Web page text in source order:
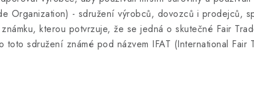
Organization) - sdružení výrobců, dovozců i prodejců,
kterou potvrzuje, že se jedná o skutečné Fair
sdružení známé pod názvem IFAT (International Fair